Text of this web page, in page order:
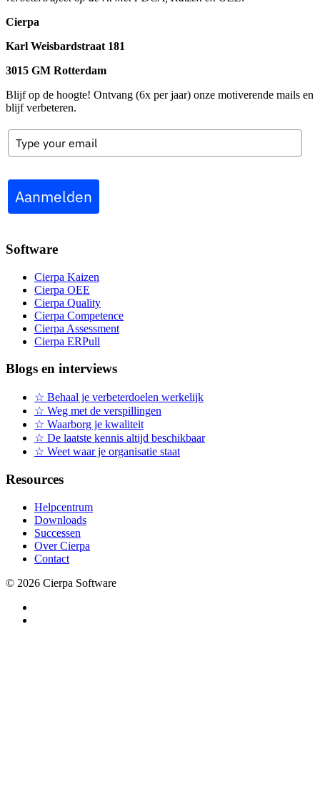
Cierpa
Karl Weisbardstraat 181
3015 GM Rotterdam
Blijf op de hoogte! Ontvang (6x per jaar) onze motiverende mails en
blijf verbeteren.
Aanmelden
Software
Cierpa Kaizen
Cierpa OEE
Cierpa Quality
Cierpa Competence
Cierpa Assessment
Cierpa ERPull
Blogs en interviews
☆ Behaal je verbeterdoelen werkelijk
☆ Weg met de verspillingen
☆ Waarborg je kwaliteit
☆ De laatste kennis altijd beschikbaar
☆ Weet waar je organisatie staat
Resources
Helpcentrum
Downloads
Successen
Over Cierpa
Contact
© 2026 Cierpa Software